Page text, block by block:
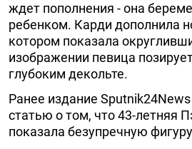
ждет пополнения - она
ребенком. Карди дополнила
котором показала
изображении певица
глубоким декольте.
Ранее издание Sputnik24News
статью о том, что 43-летняя
показала безупречную